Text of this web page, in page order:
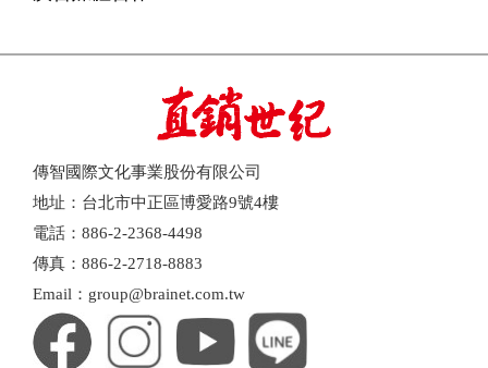
傳智國際文化事業股份有限公司
地址：台北市中正區博愛路9號4樓
電話：886-2-2368-4498
傳真：886-2-2718-8883
Email：group@brainet.com.tw